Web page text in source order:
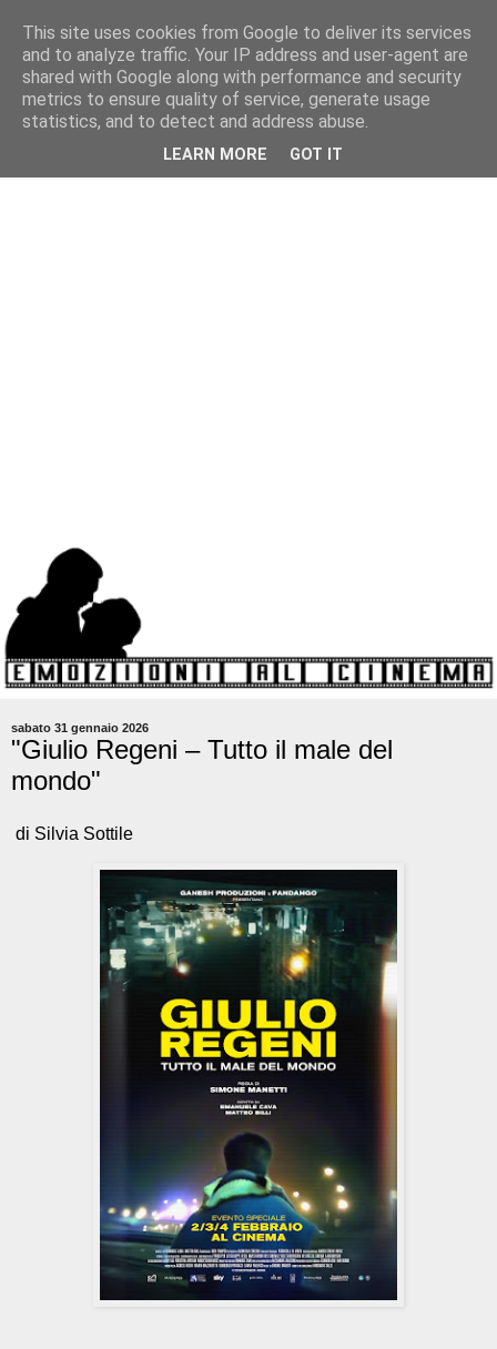
sabato 31 gennaio 2026
"Giulio Regeni – Tutto il male del
mondo"
di Silvia Sottile
This site uses cookies from Google to deliver its services
and to analyze traffic. Your IP address and user-agent are
shared with Google along with performance and security
metrics to ensure quality of service, generate usage
statistics, and to detect and address abuse.
LEARN MORE GOT IT